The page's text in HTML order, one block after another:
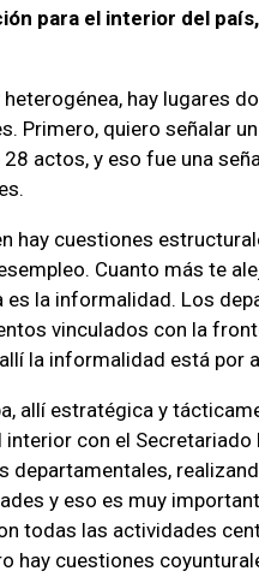
para el interior del
hay lugares
Primero, quiero señalar
actos, y eso fue una
hay cuestiones
Cuanto más te
la informalidad. Los
vinculados con la
la informalidad está por
allí estratégica y
interior con el
departamentales,
y eso es muy
todas las actividades
hay cuestiones